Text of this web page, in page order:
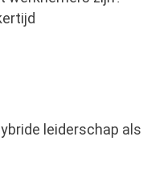
leiderschap als